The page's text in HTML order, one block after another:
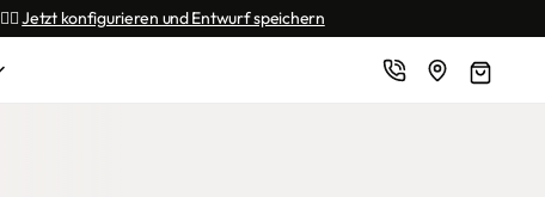
👌🏼 Jetzt konfigurieren und Entwurf speichern